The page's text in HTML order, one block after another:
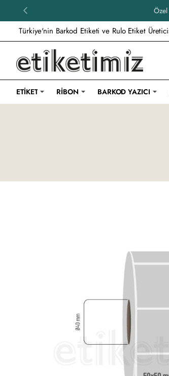
Türkiye'nin Barkod Etiketi ve Rulo Etiket
ETIKET RIBON BARKOD YAZICI